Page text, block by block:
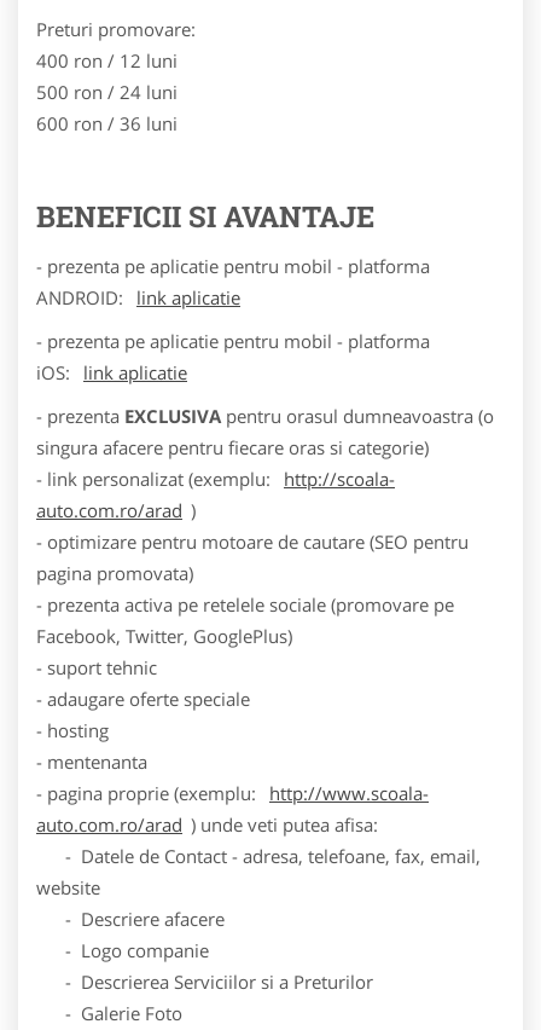
Preturi promovare:
400 ron / 12 luni
500 ron / 24 luni
600 ron / 36 luni
BENEFICII SI AVANTAJE
- prezenta pe aplicatie pentru mobil - platforma
ANDROID:
link aplicatie
- prezenta pe aplicatie pentru mobil - platforma
iOS:
link aplicatie
- prezenta EXCLUSIVA pentru orasul dumneavoastra (o
singura afacere pentru fiecare oras si categorie)
- link personalizat (exemplu:
http://scoala-
auto.com.ro/arad )
- optimizare pentru motoare de cautare (SEO pentru
pagina promovata)
- prezenta activa pe retelele sociale (promovare pe
Facebook, Twitter, GooglePlus)
- suport tehnic
- adaugare oferte speciale
- hosting
- mentenanta
- pagina proprie (exemplu:
http://www.scoala-
auto.com.ro/arad ) unde veti putea afisa:
- Datele de Contact - adresa, telefoane, fax, email,
website
- Descriere afacere
- Logo companie
- Descrierea Serviciilor si a Preturilor
- Galerie Foto